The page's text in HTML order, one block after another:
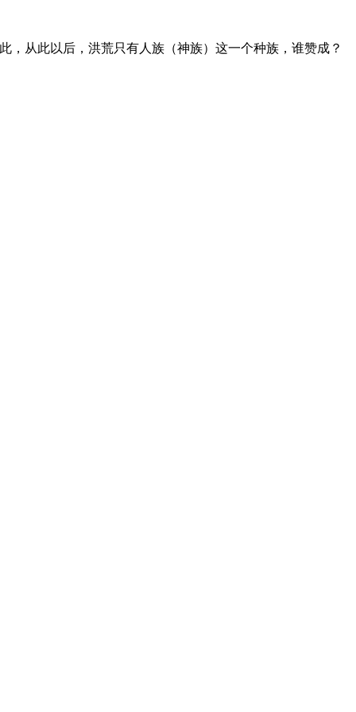
，从此以后，洪荒只有人族（神族）这一个种族，谁赞成？